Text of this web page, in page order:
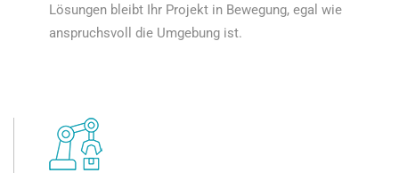
Lösungen bleibt Ihr Projekt in Bewegung, egal wie
anspruchsvoll die Umgebung ist.